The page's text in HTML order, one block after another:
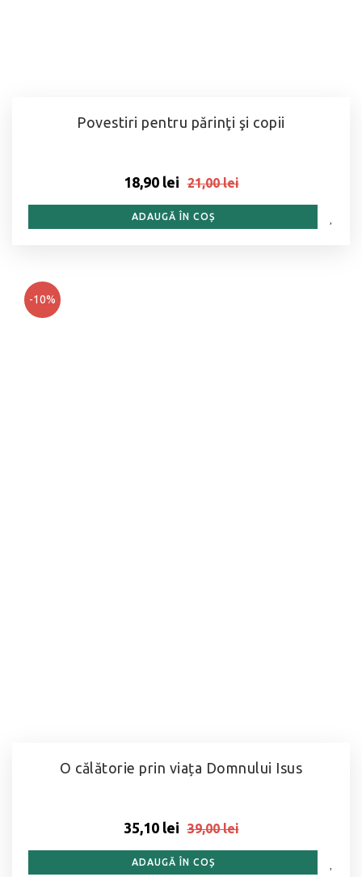
Povestiri pentru părinţi şi copii
18,90 lei 21,00 lei
ADAUGĂ ÎN COȘ
-10%
O călătorie prin viața Domnului Isus
35,10 lei 39,00 lei
ADAUGĂ ÎN COȘ